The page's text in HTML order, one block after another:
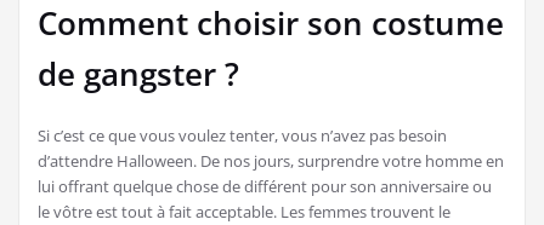
Comment choisir son costume
de gangster ?
Si c’est ce que vous voulez tenter, vous n’avez pas besoin
d’attendre Halloween. De nos jours, surprendre votre homme en
lui offrant quelque chose de différent pour son anniversaire ou
le vôtre est tout à fait acceptable. Les femmes trouvent le